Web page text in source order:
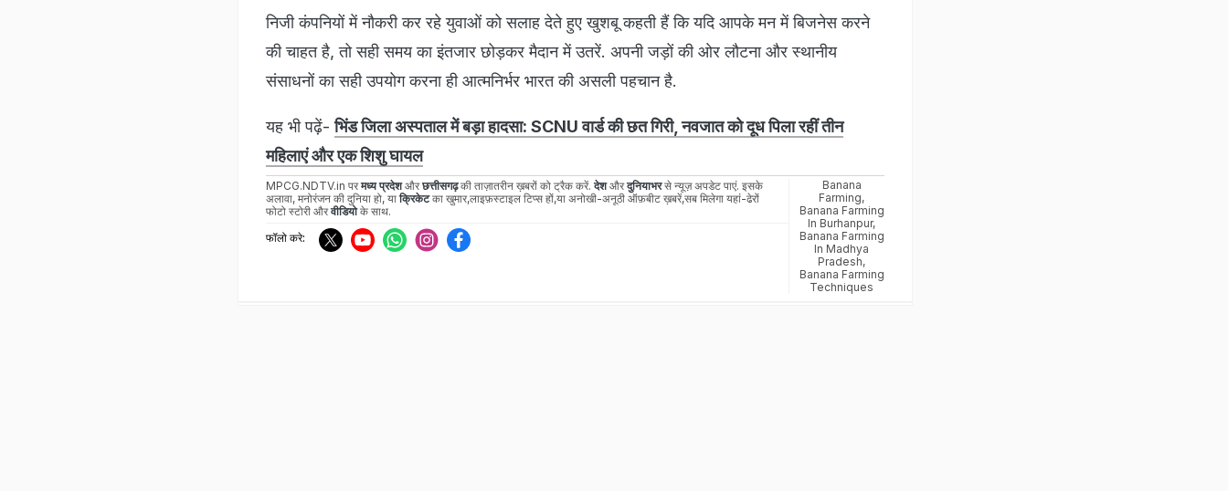
निजी कंपनियों में नौकरी कर रहे युवाओं को सलाह देते हुए खुशबू कहती हैं कि यदि आपके मन में बिजनेस करने
की चाहत है, तो सही समय का इंतजार छोड़कर मैदान में उतरें. अपनी जड़ों की ओर लौटना और स्थानीय
संसाधनों का सही उपयोग करना ही आत्मनिर्भर भारत की असली पहचान है.
यह भी पढ़ें-भिंड जिला अस्पताल में बड़ा हादसा: SCNU वार्ड की छत गिरी, नवजात को दूध पिला रहीं तीन
महिलाएं और एक शिशु घायल
MPCG.NDTV.in परमध्य प्रदेशऔरछत्तीसगढ़की ताज़ातरीन ख़बरों को ट्रैक करें. देशऔरदुनियाभरसे न्यूज़ अपडेट पाएं. इसके
अलावा, मनोरंजन की दुनिया हो, या क्रिकेटका खुमार,लाइफ़स्टाइल टिप्स हों,या अनोखी-अनूठी ऑफ़बीट ख़बरें,सब मिलेगा यहां-ढेरों
फोटो स्टोरी औरवीडियोके साथ.
फॉलो करे:
Banana
Farming,
Banana Farming
In Burhanpur,
Banana Farming
In Madhya
Pradesh,
Banana Farming
Techniques